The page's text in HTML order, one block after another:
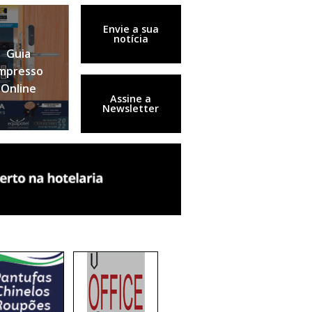
Guia
Online
Envie a sua
notícia
Assine a
Newsletter